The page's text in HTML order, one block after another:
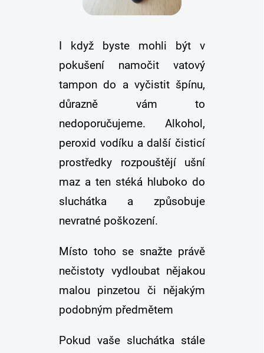
I když byste mohli být v
pokušení namočit vatový
tampon do a vyčistit špínu,
důrazně vám to
nedoporučujeme. Alkohol,
peroxid vodíku a další čisticí
prostředky rozpouštějí ušní
maz a ten stéká hluboko do
sluchátka a způsobuje
nevratné poškození.
Místo toho se snažte právě
nečistoty vydloubat nějakou
malou pinzetou či nějakým
podobným předmětem
Pokud vaše sluchátka stále